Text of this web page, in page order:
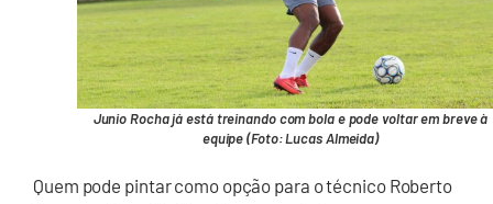
Junio Rocha já está treinando com bola e pode voltar em breve à
equipe (Foto: Lucas Almeida)
Quem pode pintar como opção para o técnico Roberto